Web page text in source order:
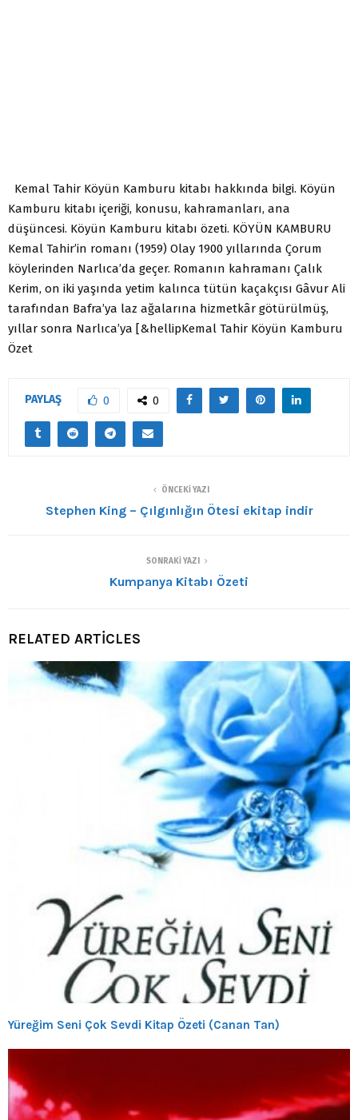
Kemal Tahir Köyün Kamburu kitabı hakkında bilgi. Köyün
Kamburu kitabı içeriği, konusu, kahramanları, ana
düşüncesi. Köyün Kamburu kitabı özeti. KÖYÜN KAMBURU
Kemal Tahir’in romanı (1959) Olay 1900 yıllarında Çorum
köylerinden Narlıca’da geçer. Romanın kahramanı Çalık
Kerim, on iki yaşında yetim kalınca tütün kaçakçısı Gâvur Ali
tarafından Bafra’ya laz ağalarına hizmetkâr götürülmüş,
yıllar sonra Narlıca’ya [&hellipKemal Tahir Köyün Kamburu
Özet
PAYLAŞ 0 0
ÖNCEKI YAZI
Stephen King – Çılgınlığın Ötesi ekitap indir
SONRAKI YAZI
Kumpanya Kitabı Özeti
RELATED ARTICLES
Yüreğim Seni Çok Sevdi Kitap Özeti (Canan Tan)